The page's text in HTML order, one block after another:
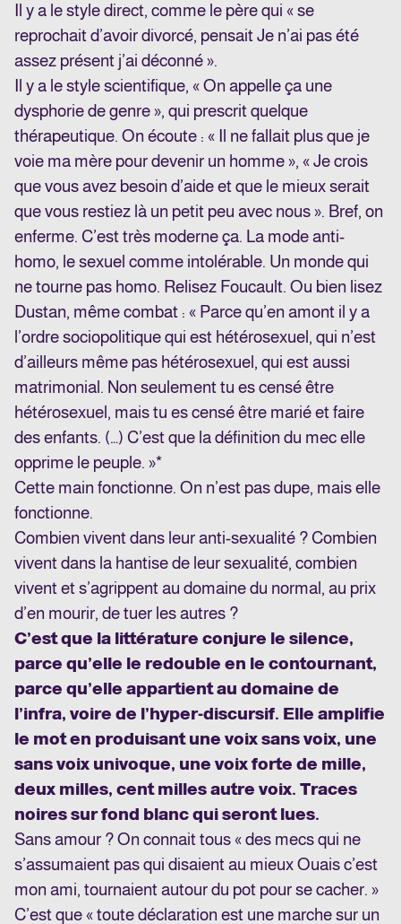
Il y a le style direct, comme le père qui « se
reprochait d’avoir divorcé, pensait Je n’ai pas été
assez présent j’ai déconné ».
Il y a le style scientifique, « On appelle ça une
dysphorie de genre », qui prescrit quelque
thérapeutique. On écoute : « Il ne fallait plus que je
voie ma mère pour devenir un homme », « Je crois
que vous avez besoin d’aide et que le mieux serait
que vous restiez là un petit peu avec nous ». Bref, on
enferme. C’est très moderne ça. La mode anti-
homo, le sexuel comme intolérable. Un monde qui
ne tourne pas homo. Relisez Foucault. Ou bien lisez
Dustan, même combat : « Parce qu’en amont il y a
l’ordre sociopolitique qui est hétérosexuel, qui n’est
d’ailleurs même pas hétérosexuel, qui est aussi
matrimonial. Non seulement tu es censé être
hétérosexuel, mais tu es censé être marié et faire
des enfants. (…) C’est que la définition du mec elle
opprime le peuple. »*
Cette main fonctionne. On n’est pas dupe, mais elle
fonctionne.
Combien vivent dans leur anti-sexualité ? Combien
vivent dans la hantise de leur sexualité, combien
vivent et s’agrippent au domaine du normal, au prix
d’en mourir, de tuer les autres ?
C’est que la littérature conjure le silence,
parce qu’elle le redouble en le contournant,
parce qu’elle appartient au domaine de
l’infra, voire de l’hyper-discursif. Elle amplifie
le mot en produisant une voix sans voix, une
sans voix univoque, une voix forte de mille,
deux milles, cent milles autre voix. Traces
noires sur fond blanc qui seront lues.
Sans amour ? On connait tous « des mecs qui ne
s’assumaient pas qui disaient au mieux Ouais c’est
mon ami, tournaient autour du pot pour se cacher. »
C’est que « toute déclaration est une marche sur un